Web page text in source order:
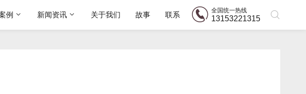
例 新闻资讯 关于我们 故事 联系
全国统一热线
13153221315